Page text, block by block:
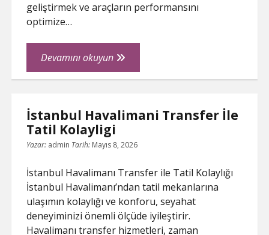
geliştirmek ve araçların performansını
optimize…
Devamını okuyunOpel
Performans
İstanbul Havalimani Transfer İle
Tatil Kolayligi
Yazar: admin Tarih: Mayıs 8, 2026
İstanbul Havalimanı Transfer ile Tatil Kolaylığı
İstanbul Havalimanı’ndan tatil mekanlarına
ulaşımın kolaylığı ve konforu, seyahat
deneyiminizi önemli ölçüde iyileştirir.
Havalimanı transfer hizmetleri, zaman